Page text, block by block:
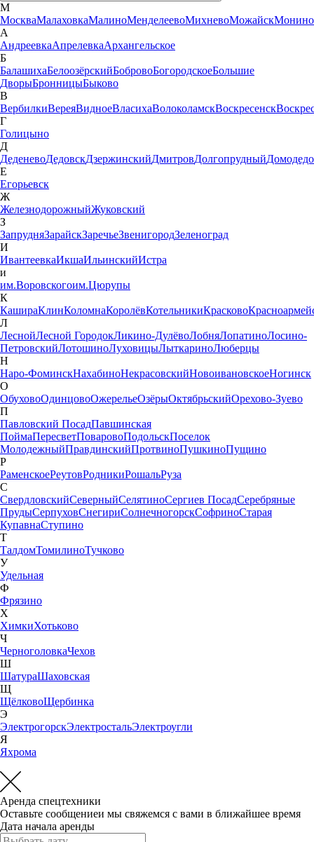
М
МоскваМалаховкаМалиноМенделеевоМихневоМожайскМонино
А
АндреевкаАпрелевкаАрхангельское
Б
БалашихаБелоозёрскийБобровоБогородскоеБольшие
ДворыБронницыБыково
В
ВербилкиВереяВидноеВласихаВолоколамскВоскресенск
Г
Голицыно
Д
ДеденевоДедовскДзержинскийДмитровДолгопрудный
Е
Егорьевск
Ж
ЖелезнодорожныйЖуковский
З
ЗапрудняЗарайскЗаречьеЗвенигородЗеленоград
И
ИвантеевкаИкшаИльинскийИстра
и
им.Воровскогоим.Цюрупы
К
КашираКлинКоломнаКоролёвКотельникиКрасково
Л
ЛеснойЛесной ГородокЛикино-ДулёвоЛобняЛопатиноЛосино-
ПетровскийЛотошиноЛуховицыЛыткариноЛюберцы
Н
Наро-ФоминскНахабиноНекрасовскийНовоивановскоеНогинск
О
ОбуховоОдинцовоОжерельеОзёрыОктябрьскийОрехово-Зуево
П
Павловский ПосадПавшинская
ПоймаПересветПоваровоПодольскПоселок
МолодежныйПравдинскийПротвиноПушкиноПущино
Р
РаменскоеРеутовРодникиРошальРуза
С
СвердловскийСеверныйСелятиноСергиев ПосадСеребряные
ПрудыСерпуховСнегириСолнечногорскСофриноСтарая
КупавнаСтупино
Т
ТалдомТомилиноТучково
У
Удельная
Ф
Фрязино
Х
ХимкиХотьково
Ч
ЧерноголовкаЧехов
Ш
ШатураШаховская
Щ
ЩёлковоЩербинка
Э
ЭлектрогорскЭлектростальЭлектроугли
Я
Яхрома
Аренда спецтехники
Оставьте сообщениеи мы свяжемся с вами в ближайшее время
Дата начала аренды